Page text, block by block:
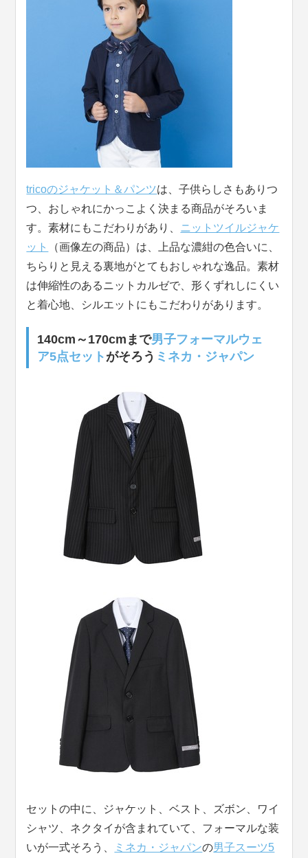
tricoのジャケット＆パンツは、子供らしさもありつ
つ、おしゃれにかっこよく決まる商品がそろいま
す。素材にもこだわりがあり、 ニットツイルジャケ
ット
（画像左の商品）は、上品な濃紺の色合いに、
ちらりと見える裏地がとてもおしゃれな逸品。素材
は伸縮性のあるニットカルゼで、形くずれしにくい
と着心地、シルエットにもこだわりがあります。
140cm～170cmまで男子フォーマルウェ
ア5点セット がそろう ミネカ・ジャパン
セットの中に、ジャケット、ベスト、ズボン、ワイ
シャツ、ネクタイが含まれていて、フォーマルな装
いが一式そろう、
ミネカ・ジャパンの男子スーツ5